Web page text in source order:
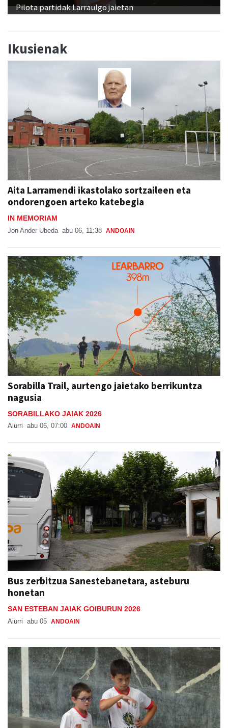
Pilota partidak Larraulgo jaietan
Ikusienak
Aita Larramendi ikastolako sortzaileen eta
ondorengoen arteko katebegia
IN MEMORIAM
Jon Ander Ubeda abu 06, 11:38 ANDOAIN
Sorabilla Trail, aurtengo jaietako berrikuntza
nagusia
SORABILLAKO JAIAK 2026
Aiurri abu 06, 07:00 ANDOAIN
Bus zerbitzua Sanestebanetara, asteburu
honetan
SAN ESTEBAN JAIAK GOIBURUN 2026
Aiurri abu 05 ANDOAIN